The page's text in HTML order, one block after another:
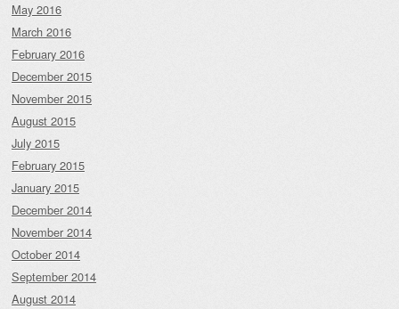
May 2016
March 2016
February 2016
December 2015
November 2015
August 2015
July 2015
February 2015
January 2015
December 2014
November 2014
October 2014
September 2014
August 2014